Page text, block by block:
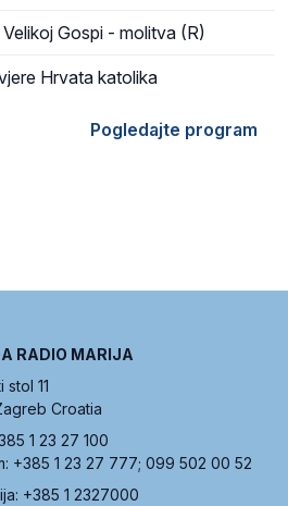
Gospi - molitva (R)
Hrvata katolika
Pogledajte program
RADIO MARIJA
stol 11
Croatia
1 23 27 100
+385 1 23 27 777; 099 502 00 52
+385 1 2327000